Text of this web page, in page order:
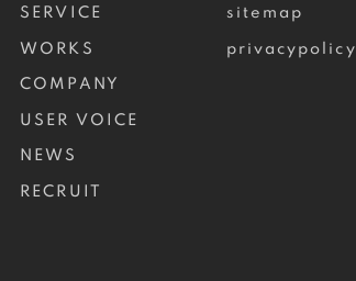
SERVICE
WORKS
COMPANY
USER VOICE
NEWS
RECRUIT
sitemap
privacypolicy